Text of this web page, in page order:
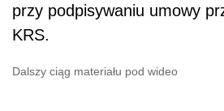
przy podpisywaniu umowy
KRS.
Dalszy ciąg materiału pod wideo